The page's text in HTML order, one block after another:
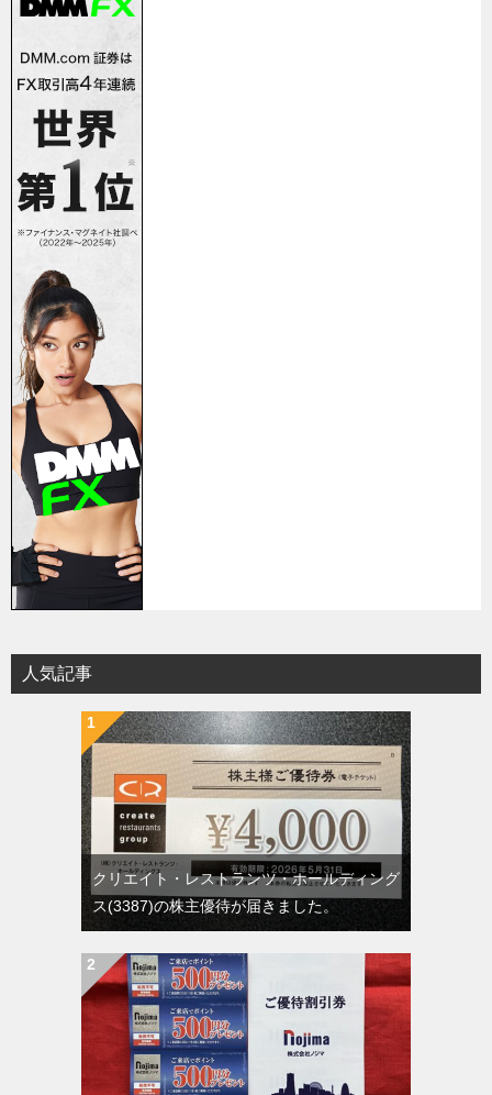
人気記事
クリエイト・レストランツ・ホールディング
ス(3387)の株主優待が届きました。